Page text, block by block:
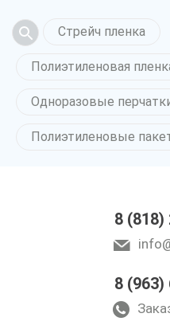
Стрейч пленка
Полиэтиленовая
Одноразовые
Полиэтиленовые
8 (818)
8 (963)